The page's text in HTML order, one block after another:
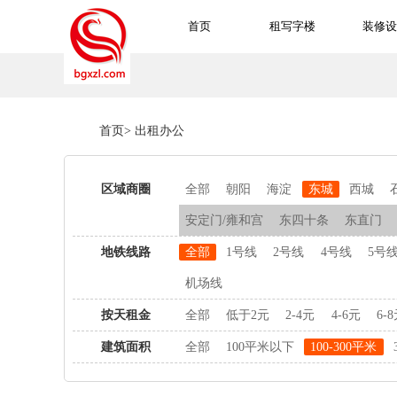
首页 租写字楼 装修
首页> 出租办公
区域商圈 全部 朝阳 海淀 东城 西城
安定门/雍和宫 东四十条 东直门
地铁线路 全部 1号线 2号线 4号线 5号
机场线
按天租金 全部 低于2元 2-4元 4-6元 6-8
建筑面积 全部 100平米以下 100-300平米